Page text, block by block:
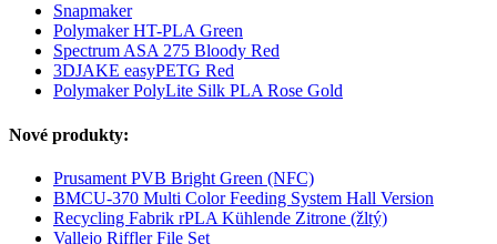
Snapmaker
Polymaker HT-PLA Green
Spectrum ASA 275 Bloody Red
3DJAKE easyPETG Red
Polymaker PolyLite Silk PLA Rose Gold
Nové produkty:
Prusament PVB Bright Green (NFC)
BMCU-370 Multi Color Feeding System Hall Version
Recycling Fabrik rPLA Kühlende Zitrone (žltý)
Vallejo Riffler File Set